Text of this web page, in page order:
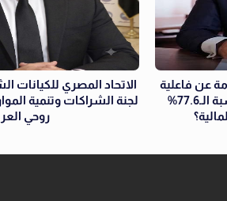
عن فاعلية
الشمول المالي: هل تعكس نسبة الـ77.6%
الاتحاد المصري للكيانات
لجنة الشراكات وتنمية
روحي